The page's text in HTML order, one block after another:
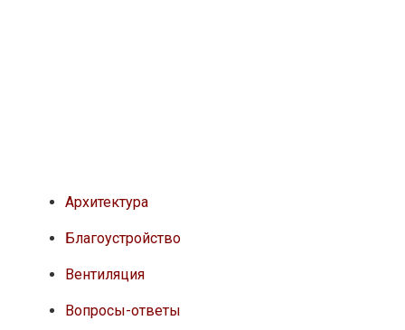
Новости
Опер.контроль СМР
Проекты
Ремонт в хрущевке